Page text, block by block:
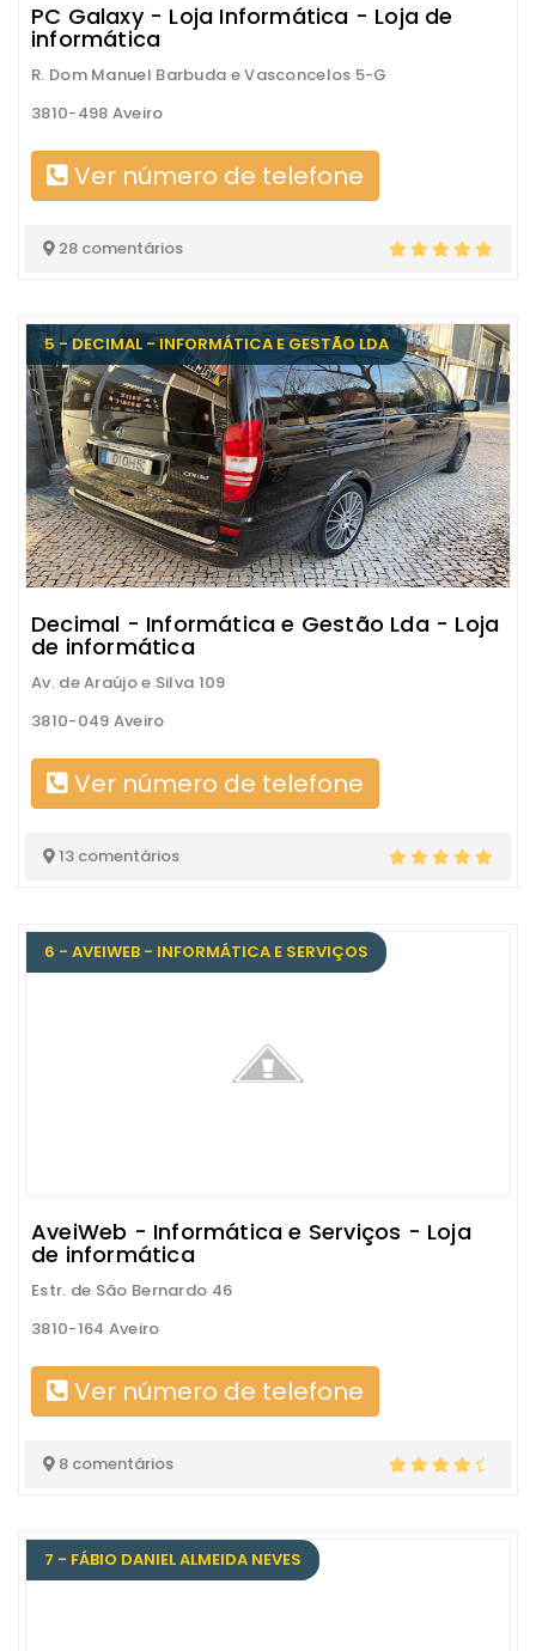
PC Galaxy - Loja Informática - Loja de
informática
R. Dom Manuel Barbuda e Vasconcelos 5-G
3810-498 Aveiro
Ver número de telefone
28 comentários
5 - DECIMAL - INFORMÁTICA E GESTÃO LDA
Decimal - Informática e Gestão Lda - Loja
de informática
Av. de Araújo e Silva 109
3810-049 Aveiro
Ver número de telefone
13 comentários
6 - AVEIWEB - INFORMÁTICA E SERVIÇOS
AveiWeb - Informática e Serviços - Loja
de informática
Estr. de São Bernardo 46
3810-164 Aveiro
Ver número de telefone
8 comentários
7 - FÁBIO DANIEL ALMEIDA NEVES